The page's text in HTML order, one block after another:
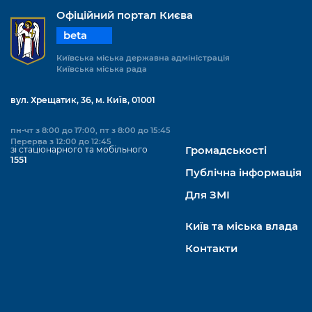
Kyiv International Relations
Річні звіти
Київська міська військова адміністрація
Портал Захисників та Захисниць
Безбар'єрність
Міський застосунок Київ Цифровий
Важливе під час воєнного стану
Уряд» – місцевий рівень»
Важливе під час воєнного стану
Про відкриті дані
Портал даних Києва
Публічні дашборди
Офіційний портал Києва
beta
Київська міська державна адміністрація
Київська міська рада
вул. Хрещатик, 36, м. Київ, 01001
пн-чт з 8:00 до 17:00, пт з 8:00 до 15:45
Перерва з 12:00 до 12:45
зі стаціонарного та мобільного
1551
Громадськості
Публічна інформація
Для ЗМІ
Київ та міська влада
Контакти